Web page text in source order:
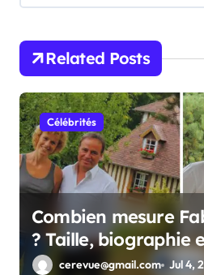
o
n
Related Posts
Célébrités
Combien mesure
? Taille, biographie
complètes
cerevue@gmail.com Jul 4,